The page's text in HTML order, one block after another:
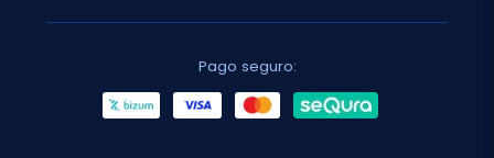
Pago seguro: